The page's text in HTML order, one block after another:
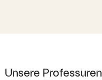
Unsere Professuren